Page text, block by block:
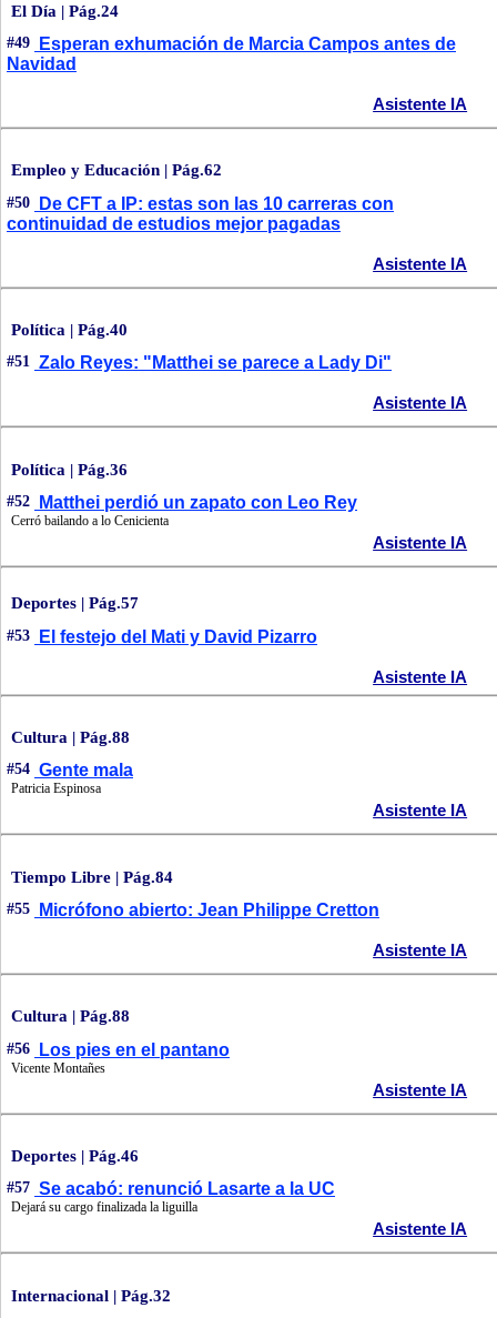
El Día | Pág.24
#49
Esperan exhumación de Marcia Campos antes de
Navidad
Asistente IA
Empleo y Educación | Pág.62
#50
De CFT a IP: estas son las 10 carreras con
continuidad de estudios mejor pagadas
Asistente IA
Política | Pág.40
#51 Zalo Reyes: "Matthei se parece a Lady Di"
Asistente IA
Política | Pág.36
#52 Matthei perdió un zapato con Leo Rey
Cerró bailando a lo Cenicienta
Asistente IA
Deportes | Pág.57
#53 El festejo del Mati y David Pizarro
Asistente IA
Cultura | Pág.88
#54 Gente mala
Patricia Espinosa
Asistente IA
Tiempo Libre | Pág.84
#55 Micrófono abierto: Jean Philippe Cretton
Asistente IA
Cultura | Pág.88
#56 Los pies en el pantano
Vicente Montañes
Asistente IA
Deportes | Pág.46
#57 Se acabó: renunció Lasarte a la UC
Dejará su cargo finalizada la liguilla
Asistente IA
Internacional | Pág.32